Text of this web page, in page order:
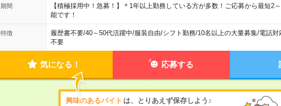
期間
【積極採用中！急募！】＊1年以上勤務している方が多数！ご応募から最短2
能です！
特徴 履歴書不要/40～50代活躍中/服装自由/シフト勤務/10名以上の大量募集/電話対
不要
気になる！ 応募する
興味のあるバイト は、とりあえず保存しよう♪